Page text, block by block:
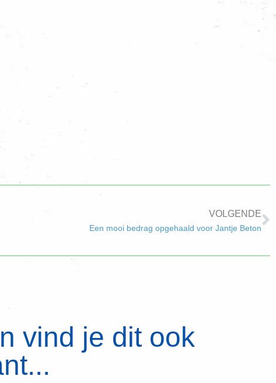
VOLGENDE
Een mooi bedrag opgehaald voor Jantje Beton
vind je dit ook